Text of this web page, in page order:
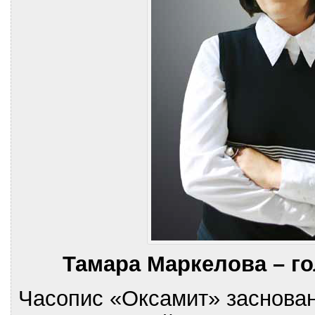
Тамара Маркелова –
Часопис «Оксамит»